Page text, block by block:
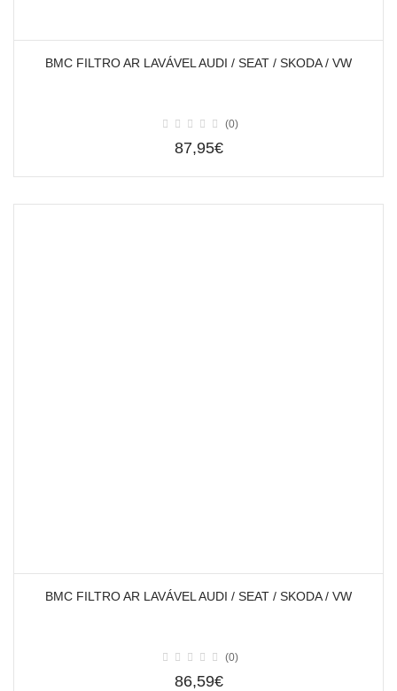
BMC FILTRO AR LAVÁVEL AUDI / SEAT / SKODA / VW
(0)
87,95€
BMC FILTRO AR LAVÁVEL AUDI / SEAT / SKODA / VW
(0)
86,59€